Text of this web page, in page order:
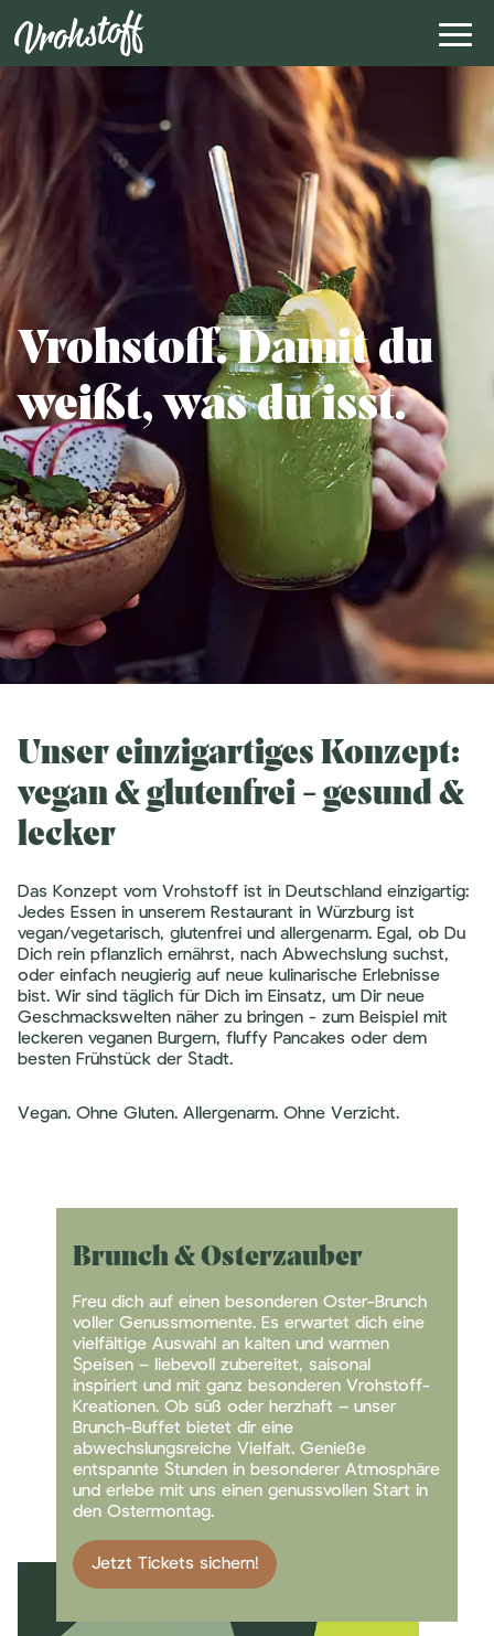
Vrohstoff. Damit du
weißt, was du isst.
Unser einzigartiges Konzept:
vegan & glutenfrei - gesund &
lecker
Das Konzept vom Vrohstoff ist in Deutschland einzigartig:
Jedes Essen in unserem Restaurant in Würzburg ist
vegan/vegetarisch, glutenfrei und allergenarm. Egal, ob Du
Dich rein pflanzlich ernährst, nach Abwechslung suchst,
oder einfach neugierig auf neue kulinarische Erlebnisse
bist. Wir sind täglich für Dich im Einsatz, um Dir neue
Geschmackswelten näher zu bringen - zum Beispiel mit
leckeren veganen Burgern, fluffy Pancakes oder dem
besten Frühstück der Stadt.
Vegan. Ohne Gluten. Allergenarm. Ohne Verzicht.
Brunch & Osterzauber
Freu dich auf einen besonderen Oster-Brunch
voller Genussmomente. Es erwartet dich eine
vielfältige Auswahl an kalten und warmen
Speisen – liebevoll zubereitet, saisonal
inspiriert und mit ganz besonderen Vrohstoff-
Kreationen. Ob süß oder herzhaft – unser
Brunch-Buffet bietet dir eine
abwechslungsreiche Vielfalt. Genieße
entspannte Stunden in besonderer Atmosphäre
und erlebe mit uns einen genussvollen Start in
den Ostermontag.
Jetzt Tickets sichern!